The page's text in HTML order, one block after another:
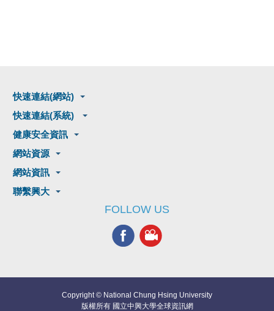
快速連結(網站)
快速連結(系統)
健康安全資訊
網站資源
網站資訊
聯繫興大
FOLLOW US
Copyright © National Chung Hsing University
版權所有 國立中興大學全球資訊網